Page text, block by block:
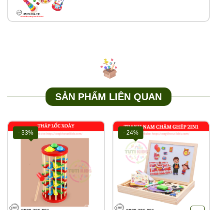
SẢN PHẨM LIÊN QUAN
- 33% - 24%